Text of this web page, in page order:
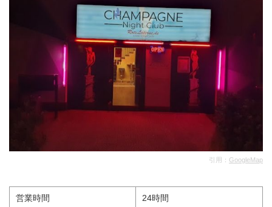
引用： GoogleMap
営業時間 24時間